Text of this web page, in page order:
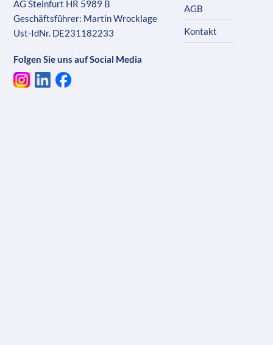
AG Steinfurt HR 5989 B
Geschäftsführer: Martin Wrocklage
Ust-IdNr. DE231182233
Folgen Sie uns auf Social Media
AGB
Kontakt